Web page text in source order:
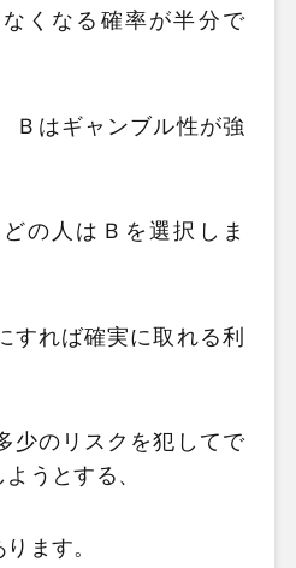
くなる確率が半分で
Ｂはギャンブル性が強
の人はＢを選択しま
すれば確実に取れる利
少のリスクを犯してで
うとする、
ます。